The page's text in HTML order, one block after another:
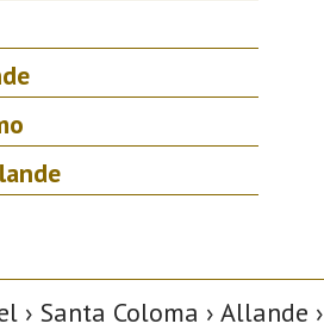
› Santa Coloma › Allande ›